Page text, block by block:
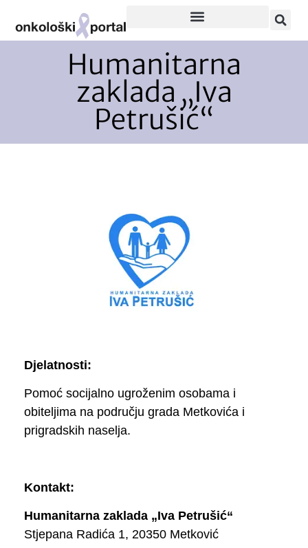
Humanitarna
zaklada „Iva
Petrušić“
Djelatnosti:
Pomoć socijalno ugroženim osobama i
obiteljima na području grada Metkovića i
prigradskih naselja.
Kontakt:
Humanitarna zaklada „Iva Petrušić“
Stjepana Radića 1, 20350 Metković